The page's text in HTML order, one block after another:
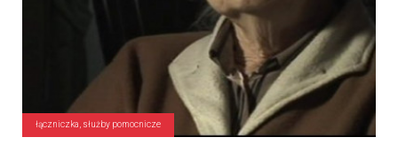
łączniczka, służby pomocnicze